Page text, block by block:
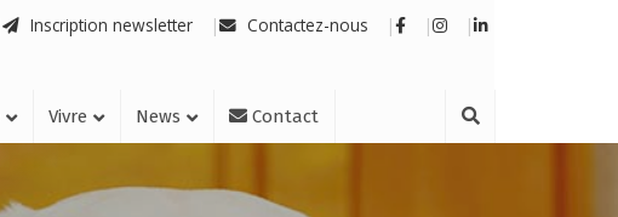
Inscription newsletter Contactez-nous
Vivre News Contact